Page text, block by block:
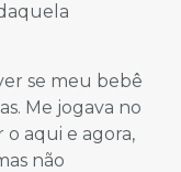
se meu bebê
Me jogava no
aqui e agora,
não